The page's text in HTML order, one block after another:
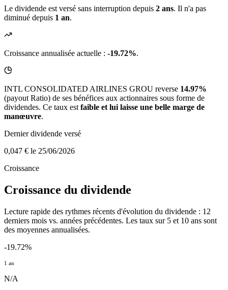
Le dividende est versé sans interruption depuis 2 ans. Il n'a pas
diminué depuis 1 an.
Croissance annualisée actuelle : -19.72%.
INTL CONSOLIDATED AIRLINES GROU reverse 14.97%
(payout Ratio) de ses bénéfices aux actionnaires sous forme de
dividendes. Ce taux est faible et lui laisse une belle marge de
manœuvre.
Dernier dividende versé
0,047 € le 25/06/2026
Croissance
Croissance du dividende
Lecture rapide des rythmes récents d'évolution du dividende : 12
derniers mois vs. années précédentes. Les taux sur 5 et 10 ans sont
des moyennes annualisées.
-19.72%
1 an
N/A